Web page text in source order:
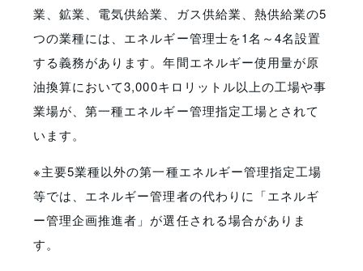
業、鉱業、電気供給業、ガス供給業、熱供給業の5
つの業種には、エネルギー管理士を1名～4名設置
する義務があります。年間エネルギー使用量が原
油換算において3,000キロリットル以上の工場や事
業場が、第一種エネルギー管理指定工場とされて
います。
※主要5業種以外の第一種エネルギー管理指定工場
等では、エネルギー管理者の代わりに「エネルギ
ー管理企画推進者」が選任される場合がありま
す。